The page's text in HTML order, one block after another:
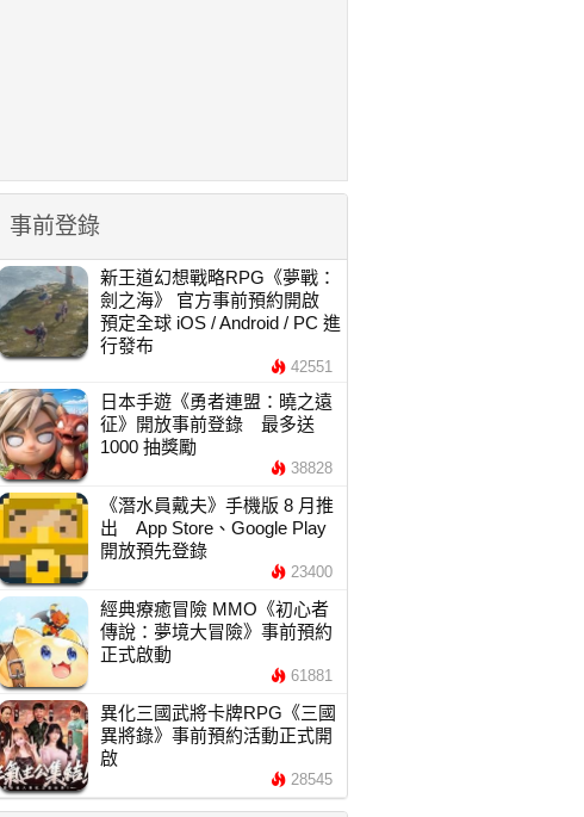
事前登錄
新王道幻想戰略RPG《夢戰：
劍之海》 官方事前預約開啟
預定全球 iOS / Android / PC 進
行發布
42551
日本手遊《勇者連盟：曉之遠
征》開放事前登錄 最多送
1000 抽獎勵
38828
《潛水員戴夫》手機版 8 月推
出 App Store、Google Play
開放預先登錄
23400
經典療癒冒險 MMO《初心者
傳說：夢境大冒險》事前預約
正式啟動
61881
異化三國武將卡牌RPG《三國
異將錄》事前預約活動正式開
啟
28545